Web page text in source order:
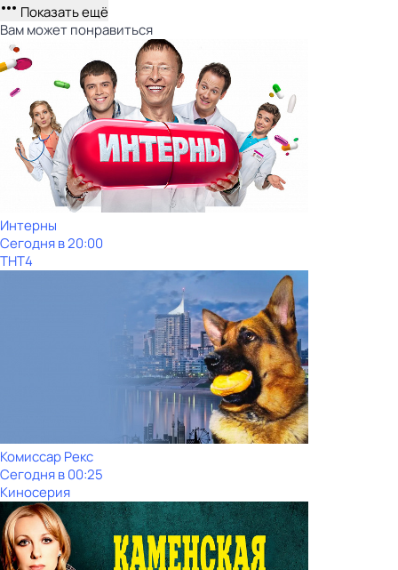
Показать ещё
Вам может понравиться
Интерны
Сегодня в 20:00
ТНТ4
Комиссар Рекс
Сегодня в 00:25
Киносерия